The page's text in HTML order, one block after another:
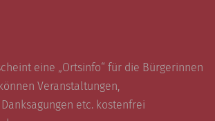
eine „Ortsinfo“ für die Bürgerinnen
Veranstaltungen,
etc. kostenfrei